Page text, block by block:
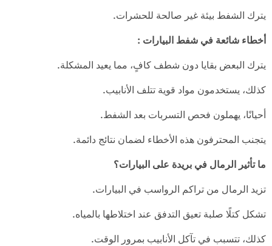
يترك الشفط بيئة غير صالحة للحشرات.
أخطاء شائعة في شفط البيارات :
يترك البعض بقايا دون شطف كافٍ، مما يعيد المشكلة.
كذلك، يستخدمون مواد قوية تتلف الأنابيب.
أحيانًا، يهملون فحص التسربات بعد الشفط.
يتجنب المحترفون هذه الأخطاء لضمان نتائج دائمة.
ما تأثير الرمال في بريدة على البيارات؟
تزيد الرمال من تراكم الرواسب في البيارات.
تشكل كتلًا صلبة تعيق التدفق عند اختلاطها بالمياه.
كذلك، تتسبب في تآكل الأنابيب بمرور الوقت.